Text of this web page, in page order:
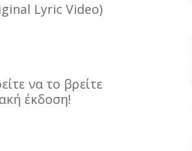
Lyric Video)
να το βρείτε
έκδοση!